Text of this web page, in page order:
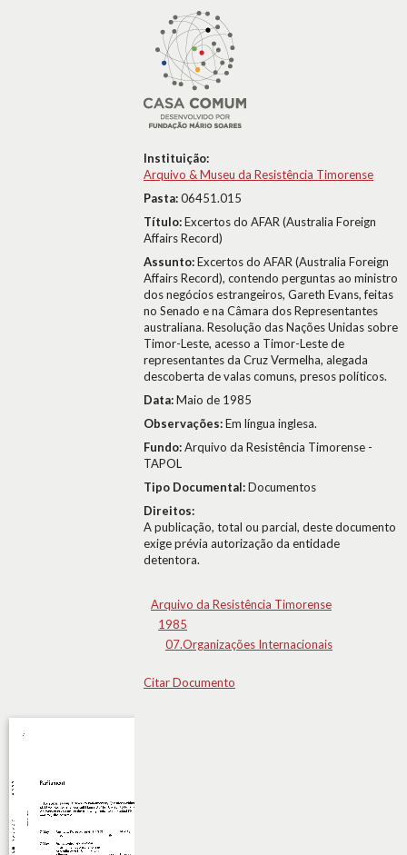
Instituição:
Arquivo & Museu da Resistência Timorense
Pasta:06451.015
Título:Excertos do AFAR (Australia Foreign
Affairs Record)
Assunto:Excertos do AFAR (Australia Foreign
Affairs Record), contendo perguntas ao ministro
dos negócios estrangeiros, Gareth Evans, feitas
no Senado e na Câmara dos Representantes
australiana. Resolução das Nações Unidas sobre
Timor-Leste, acesso a Timor-Leste de
representantes da Cruz Vermelha, alegada
descoberta de valas comuns, presos políticos.
Data:Maio de 1985
Observações:Em língua inglesa.
Fundo:Arquivo da Resistência Timorense -
TAPOL
Tipo Documental:Documentos
Direitos:
A publicação, total ou parcial, deste documento
exige prévia autorização da entidade
detentora.
Arquivo da Resistência Timorense
1985
07.Organizações Internacionais
Citar Documento